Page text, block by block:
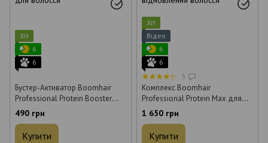
Хіт
6
6
Бустер-Активатор Boomhair
Professional Protein Booster
для волосся 30 мл
490 грн
Купити
Хіт
Відео
6
6
5
Комплекс Boomhair
Professional Protein Max для
відновлення волосся 350 мл
1 650 грн
Купити